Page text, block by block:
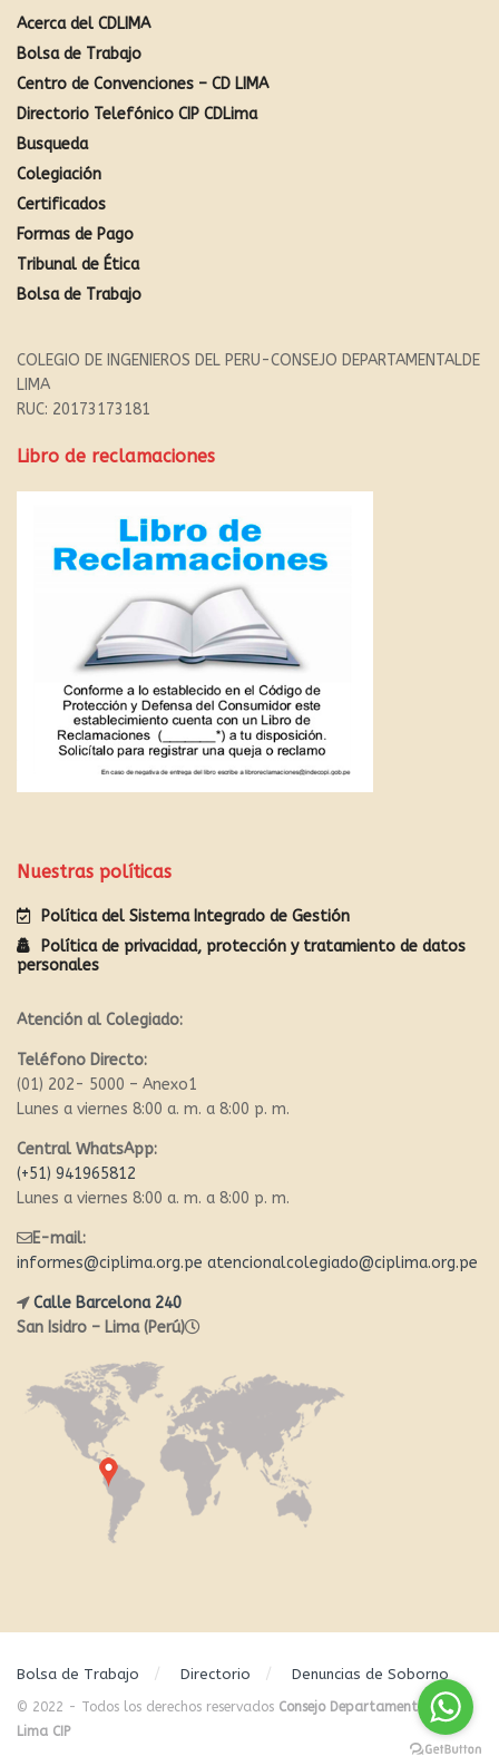
Acerca del CDLIMA
Bolsa de Trabajo
Centro de Convenciones – CD LIMA
Directorio Telefónico CIP CDLima
Busqueda
Colegiación
Certificados
Formas de Pago
Tribunal de Ética
Bolsa de Trabajo
COLEGIO DE INGENIEROS DEL PERU-CONSEJO DEPARTAMENTALDE
LIMA
RUC: 20173173181
Libro de reclamaciones
Nuestras políticas
Política del Sistema Integrado de Gestión
Política de privacidad, protección y tratamiento de datos
personales
Atención al Colegiado:
Teléfono Directo:
(01) 202- 5000 – Anexo1
Lunes a viernes 8:00 a. m. a 8:00 p. m.
Central WhatsApp:
(+51) 941965812
Lunes a viernes 8:00 a. m. a 8:00 p. m.
E-mail:
informes@ciplima.org.pe atencionalcolegiado@ciplima.org.pe
Calle Barcelona 240
San Isidro – Lima (Perú)
Bolsa de Trabajo Directorio Denuncias de Soborno
© 2022 - Todos los derechos reservados Consejo Departamental de
Lima CIP